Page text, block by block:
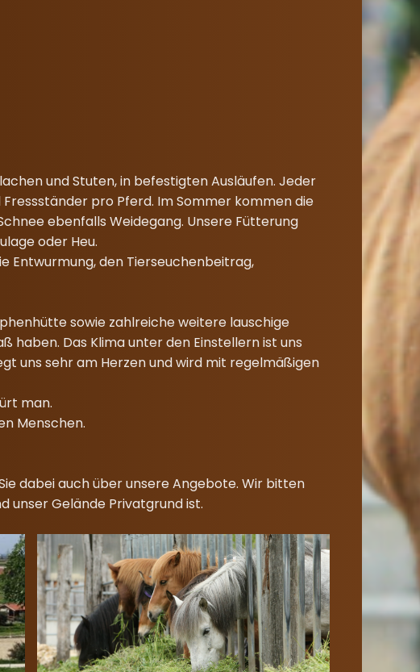
und Stuten, in befestigten Ausläufen. Jeder
pro Pferd. Im Sommer kommen die
ebenfalls Weidegang. Unsere Fütterung
oder Heu.
Entwurmung, den Tierseuchenbeitrag,
sowie zahlreiche weitere lauschige
haben. Das Klima unter den Einstellern ist uns
uns sehr am Herzen und wird mit regelmäßigen
man.
Menschen.
dabei auch über unsere Angebote. Wir bitten
unser Gelände Privatgrund ist.